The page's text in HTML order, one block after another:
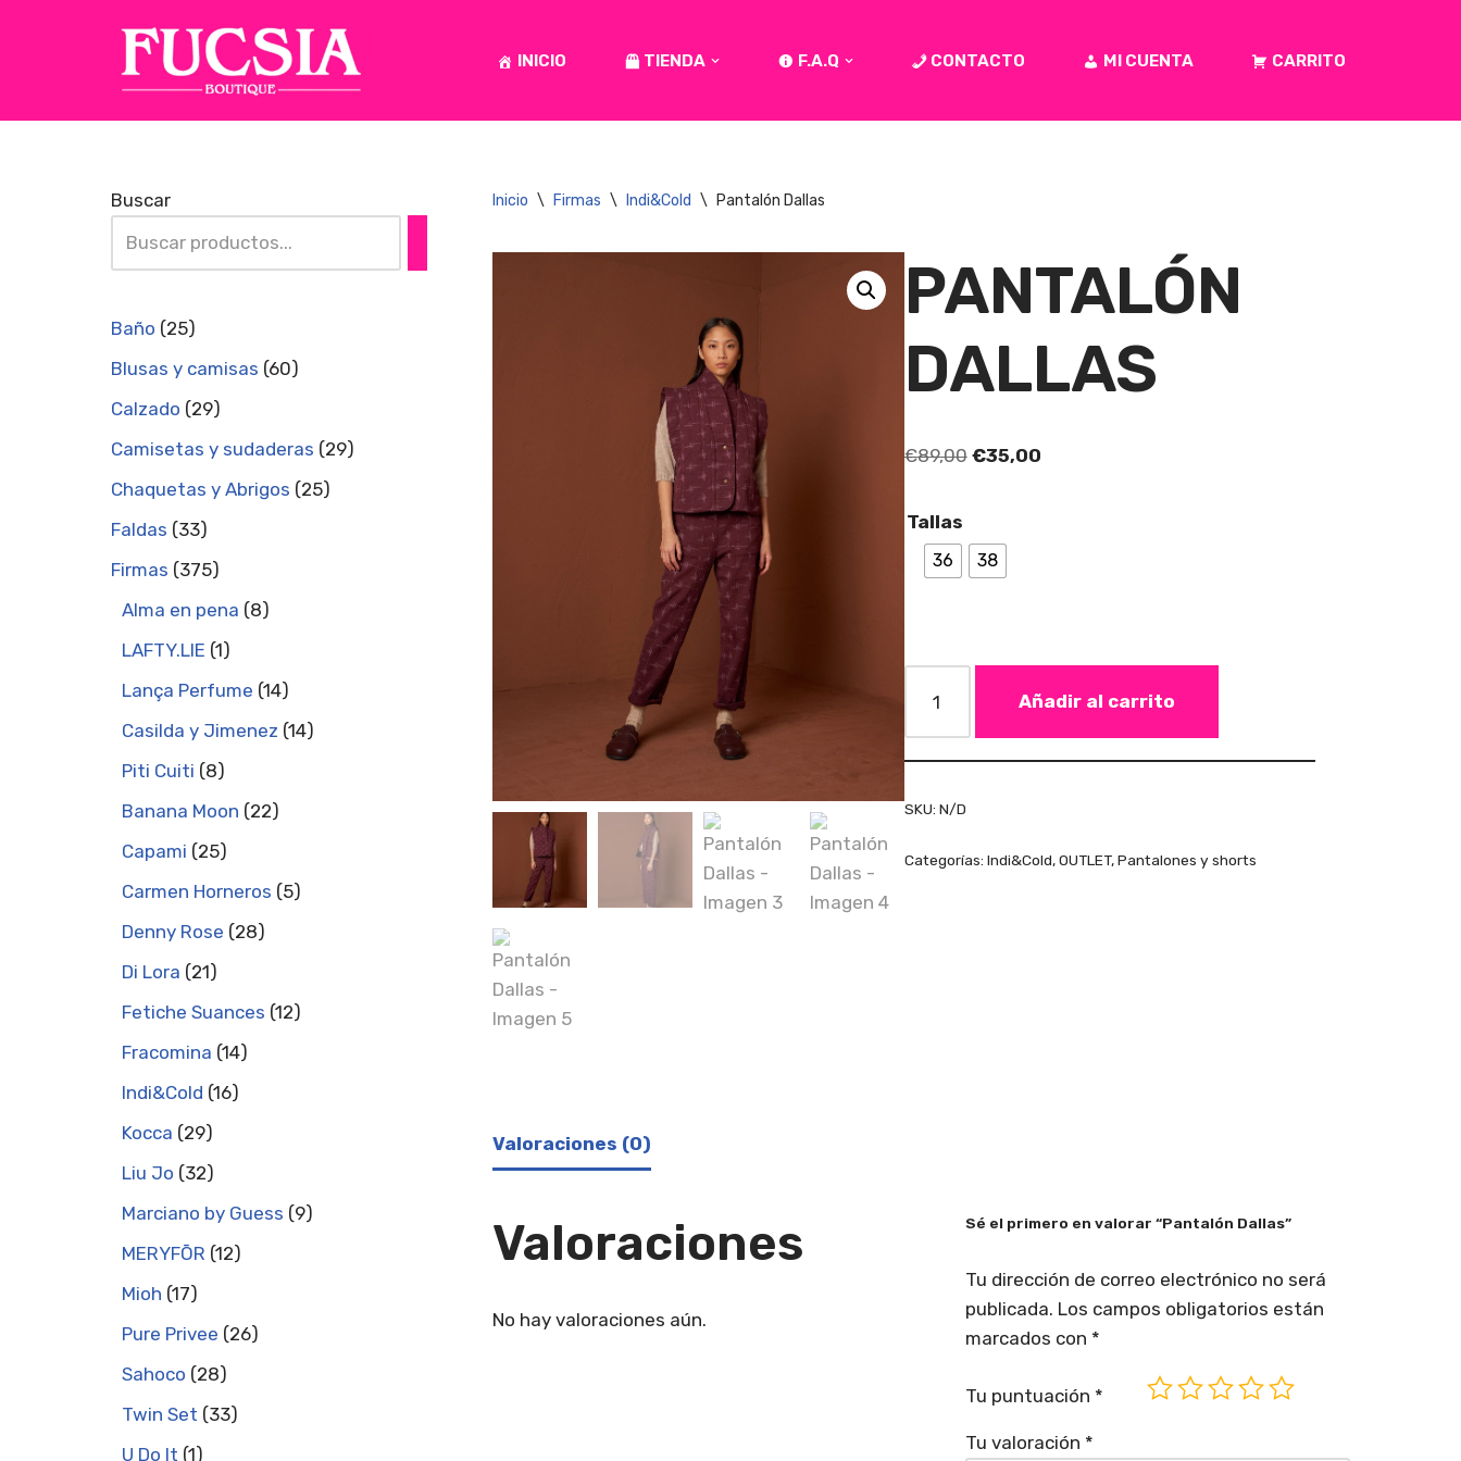
contenido
INICIO TIENDA F.A.Q CONTACTO MI CUENTA CARRITO
Buscar
Baño 25
Blusas y camisas 60
Calzado 29
Camisetas y sudaderas 29
Chaquetas y Abrigos 25
Faldas 33
Firmas 375
Alma en pena 8
LAFTY.LIE 1
Lança Perfume 14
Casilda y Jimenez 14
Piti Cuiti 8
Banana Moon 22
Capami 25
Carmen Horneros 5
Denny Rose 28
Di Lora 21
Fetiche Suances 12
Fracomina 14
Indi&Cold 16
Kocca 29
Liu Jo 32
Marciano by Guess 9
MERYFŌR 12
Mioh 17
Pure Privee 26
Sahoco 28
Twin Set 33
U Do It 1
Inicio \ Firmas \ Indi&Cold \ Pantalón Dallas
PANTALÓN
DALLAS
€89,00 €35,00
Tallas
36 38
Añadir al carrito
SKU: N/D
Categorías: Indi&Cold,OUTLET,Pantalones y shorts
Valoraciones (0)
Valoraciones
No hay valoraciones aún.
Sé el primero en valorar “Pantalón Dallas”
Tu dirección de correo electrónico no será
publicada. Los campos obligatorios están
marcados con *
Tu puntuación *
Tu valoración *